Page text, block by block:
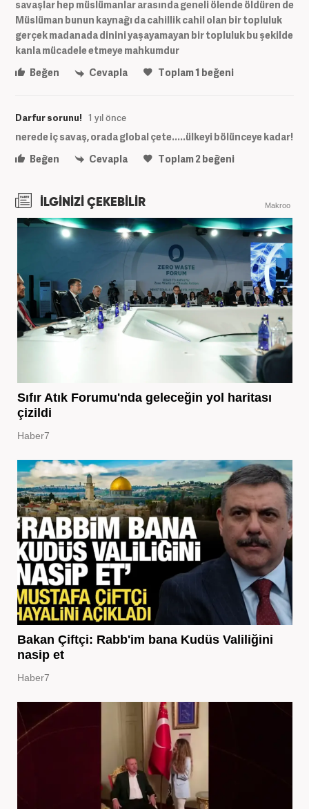
savaşlar hep müslümanlar arasında geneli ölende öldüren de
Müslüman bunun kaynağı da cahillik cahil olan bir topluluk
gerçek madanada dinini yaşayamayan bir topluluk bu şekilde
kanla mücadele etmeye mahkumdur
Beğen
Cevapla Toplam1 beğeni
Darfur sorunu! 1 yıl önce
nerede iç savaş, orada global çete.....ülkeyi bölünceye kadar!
Beğen
Cevapla Toplam2 beğeni
İLGİNİZİ ÇEKEBİLİR Makroo
Sıfır Atık Forumu'nda geleceğin yol haritası
çizildi
Haber7
Bakan Çiftçi: Rabb'im bana Kudüs Valiliğini
nasip et
Haber7